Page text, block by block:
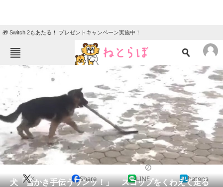
🎁 Switch 2もあたる！ プレゼントキャンペーン実施中！
ねとらぼメニュー
ニュース
エンタメ クイズ
グルメ 地域
住まい 教育・育児
動物 リサーチ
会員記事
犬「雪かき手伝うワンッ！」 スコップをくわえて走る
X Share LINE hatena